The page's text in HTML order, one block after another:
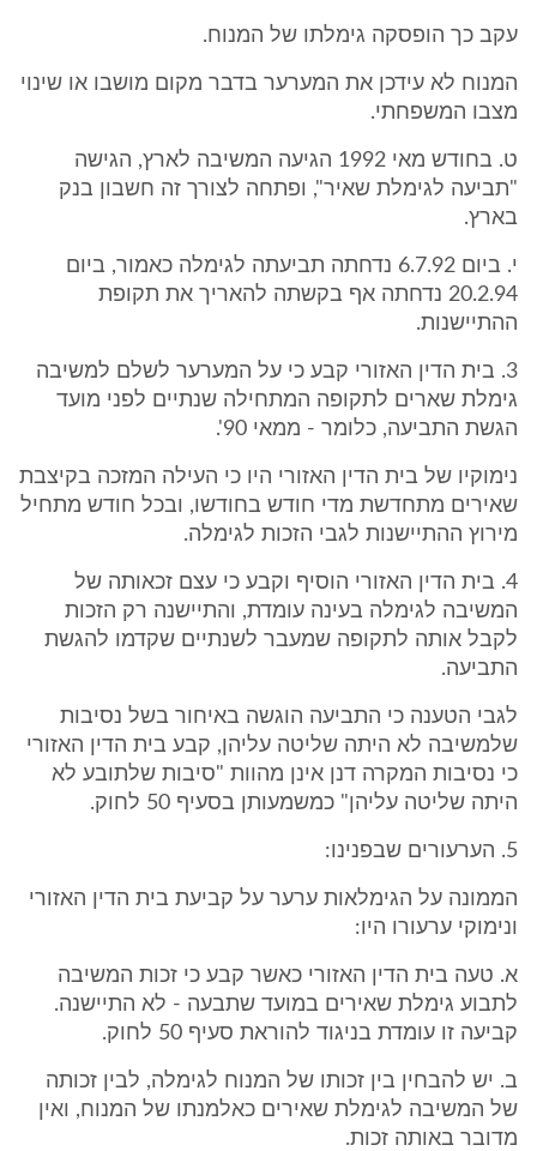
עקב כך הופסקה גימלתו של המנוח.
המנוח לא עידכן את המערער בדבר מקום מושבו או שינוי
מצבו המשפחתי.
ט. בחודש מאי 1992 הגיעה המשיבה לארץ, הגישה
"תביעה לגימלת שאיר", ופתחה לצורך זה חשבון בנק
בארץ.
י. ביום 6.7.92 נדחתה תביעתה לגימלה כאמור, ביום
20.2.94 נדחתה אף בקשתה להאריך את תקופת
ההתיישנות.
3. בית הדין האזורי קבע כי על המערער לשלם למשיבה
גימלת שארים לתקופה המתחילה שנתיים לפני מועד
הגשת התביעה, כלומר - ממאי 90'.
נימוקיו של בית הדין האזורי היו כי העילה המזכה בקיצבת
שאירים מתחדשת מדי חודש בחודשו, ובכל חודש מתחיל
מירוץ ההתיישנות לגבי הזכות לגימלה.
4. בית הדין האזורי הוסיף וקבע כי עצם זכאותה של
המשיבה לגימלה בעינה עומדת, והתיישנה רק הזכות
לקבל אותה לתקופה שמעבר לשנתיים שקדמו להגשת
התביעה.
לגבי הטענה כי התביעה הוגשה באיחור בשל נסיבות
שלמשיבה לא היתה שליטה עליהן, קבע בית הדין האזורי
כי נסיבות המקרה דנן אינן מהוות "סיבות שלתובע לא
היתה שליטה עליהן" כמשמעותן בסעיף 50 לחוק.
5. הערעורים שבפנינו:
הממונה על הגימלאות ערער על קביעת בית הדין האזורי
ונימוקי ערעורו היו:
א. טעה בית הדין האזורי כאשר קבע כי זכות המשיבה
לתבוע גימלת שאירים במועד שתבעה - לא התיישנה.
קביעה זו עומדת בניגוד להוראת סעיף 50 לחוק.
ב. יש להבחין בין זכותו של המנוח לגימלה, לבין זכותה
של המשיבה לגימלת שאירים כאלמנתו של המנוח, ואין
מדובר באותה זכות.